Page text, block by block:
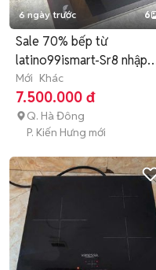
6 ngày trước 6
Sale 70% bếp từ
latino99ismart-Sr8 nhập
khẩu Thái
Mới Khác
7.500.000 đ
Q. Hà Đông
P. Kiến Hưng mới